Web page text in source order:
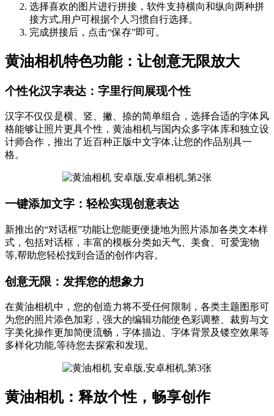
选择喜欢的图片进行拼接，软件支持横向和纵向两种拼
接方式,用户可根据个人习惯自行选择。
完成拼接后，点击“保存”即可。
黄油相机特色功能：让创意无限放大
个性化汉字表达：字里行间展现个性
汉字不仅仅是横、竖、撇、捺的简单组合，选择合适的字体风
格能够让照片更具个性，黄油相机与国内众多字体库和独立设
计师合作，推出了近百种正版中文字体,让您的作品别具一
格。
一键添加文字：轻松实现创意表达
新推出的“对话框”功能让您能更便捷地为照片添加各类文本样
式，包括对话框，丰富的模板分类如天气、美食、可爱宠物
等,帮助您轻松找到合适的创作内容。
创意无限：发挥您的想象力
在黄油相机中，您的创造力将不受任何限制，各类主题图形可
为您的照片添色加彩，强大的编辑功能使色彩调整、裁剪与文
字美化操作更加简便流畅，字体描边、字体背景及镂空效果等
多样化功能,等待您去探索和发现。
黄油相机：释放个性，畅享创作